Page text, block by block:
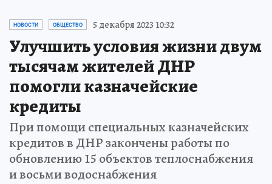
НОВОСТИ ОБЩЕСТВО 5 декабря 2023 10:32
Улучшить условия жизни двум
тысячам жителей ДНР
помогли казначейские
кредиты
При помощи специальных казначейских
кредитов в ДНР закончены работы по
обновлению 15 объектов теплоснабжения
и восьми водоснабжения